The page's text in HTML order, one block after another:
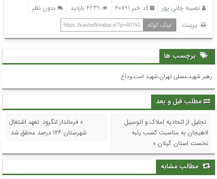
نصیبه جانی پور کد خبر 40791 4239 بازدید
بدون نظر
پرینت
لینک کوتاه https://kashefkhabar.ir/?p=40791
برچسب ها
رهبر شهید،مصلی تهران،شهید امت،وداع
مطلب قبل و بعد
تجلیل از اتحادیه املاک و اتومبیل
لاهیجان به مناسبت کسب رتبه
نخست استان گیلان »
« فرماندار لنگرود: تعهد اشتغال
شهرستان ۱۲۶ درصد محقق شد
مطالب مشابه